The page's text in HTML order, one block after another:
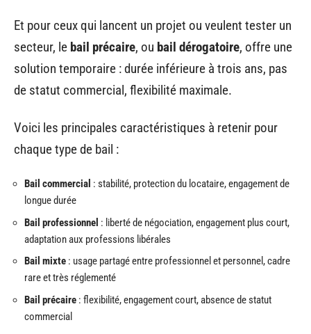
Et pour ceux qui lancent un projet ou veulent tester un
secteur, le bail précaire, ou bail dérogatoire, offre une
solution temporaire : durée inférieure à trois ans, pas
de statut commercial, flexibilité maximale.
Voici les principales caractéristiques à retenir pour
chaque type de bail :
Bail commercial : stabilité, protection du locataire, engagement de
longue durée
Bail professionnel : liberté de négociation, engagement plus court,
adaptation aux professions libérales
Bail mixte : usage partagé entre professionnel et personnel, cadre
rare et très réglementé
Bail précaire : flexibilité, engagement court, absence de statut
commercial